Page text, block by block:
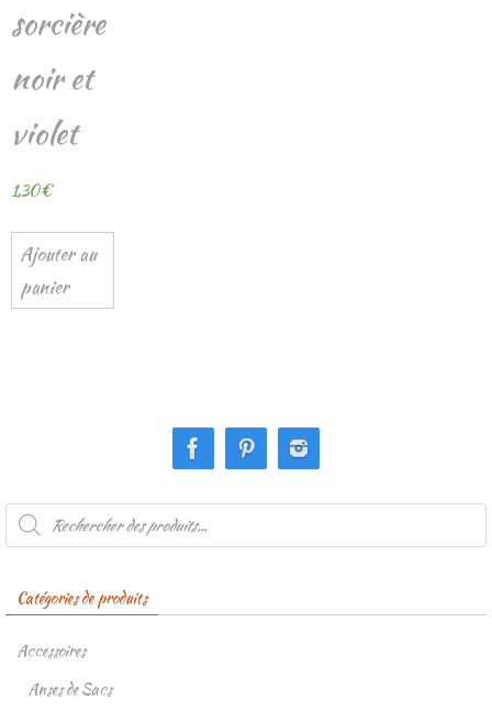
sorcière
noir et
violet
1,30€
Ajouter au
panier
Recherche
produits
Catégories de produits
Accessoires
Anses de Sacs